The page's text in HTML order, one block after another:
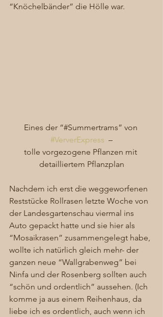
“Knöchelbänder” die Hölle war.
Eines der “#Summertrams” von
#VerverExpress
  –
tolle vorgezogene Pflanzen mit
detailliertem Pflanzplan
Nachdem ich erst die weggeworfenen
Reststücke Rollrasen letzte Woche von
der Landesgartenschau viermal ins
Auto gepackt hatte und sie hier als
“Mosaikrasen” zusammengelegt habe,
wollte ich natürlich gleich mehr- der
ganzen neue “Wallgrabenweg” bei
Ninfa und der Rosenberg sollten auch
“schön und ordentlich” aussehen. (Ich
komme ja aus einem Reihenhaus, da
liebe ich es ordentlich, auch wenn ich